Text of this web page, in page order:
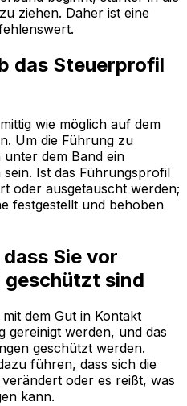
ziehen. Daher ist eine
das Steuerprofil
wie möglich auf dem
Um die Führung zu
dem Band ein
Ist das Führungsprofil
oder ausgetauscht werden;
festgestellt und behoben
Sie vor
geschützt sind
dem Gut in Kontakt
gereinigt werden, und das
geschützt werden.
führen, dass sich die
oder es reißt, was
kann.